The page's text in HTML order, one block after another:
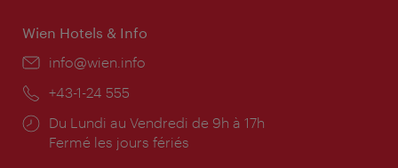
Wien Hotels & Info
E-
info@wien.info
Téléphone:
+43-1-24 555
Horaires
d'ouverture:
Du Lundi au Vendredi de 9h à 17h
Fermé les jours fériés